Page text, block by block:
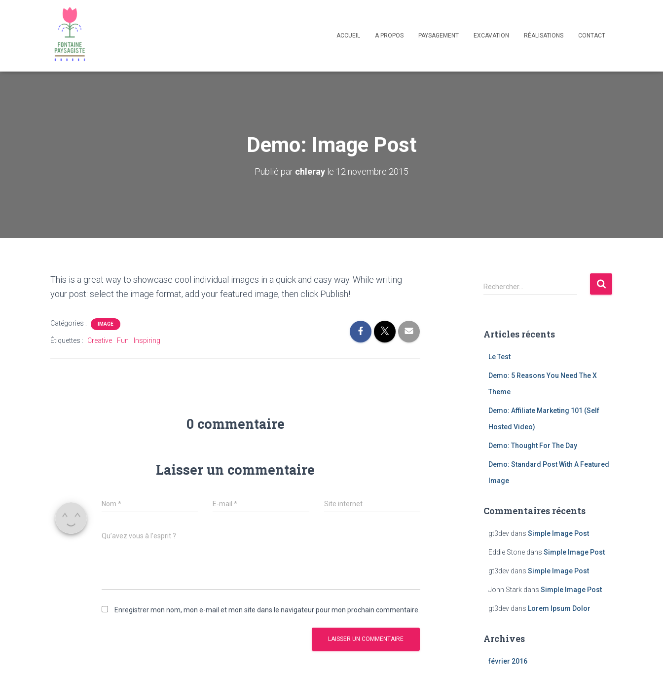
ACCUEIL A PROPOS PAYSAGEMENT EXCAVATION RÉALISATIONS CONTACT
Demo: Image Post
Publié par chleray le 12 novembre 2015
This is a great way to showcase cool individual images in a quick and easy way. While writing
your post: select the image format, add your featured image, then click Publish!
Catégories : IMAGE
Étiquettes : Creative Fun Inspiring
0 commentaire
Laisser un commentaire
Nom * E-mail* Site internet
Qu’avez vous à l’esprit ?
Enregistrer mon nom, mon e-mail et mon site dans le navigateur pour mon prochain commentaire.
R
e
r
Rechercher…
Articles récents
Le Test
Demo: 5 Reasons You Need The X
Theme
Demo: Affiliate Marketing 101 (Self
Hosted Video)
Demo: Thought For The Day
Demo: Standard Post With A Featured
Image
Commentaires récents
gt3devdans Simple Image Post
Eddie Stonedans Simple Image Post
gt3devdans Simple Image Post
John Starkdans Simple Image Post
gt3devdans Lorem Ipsum Dolor
Archives
février 2016